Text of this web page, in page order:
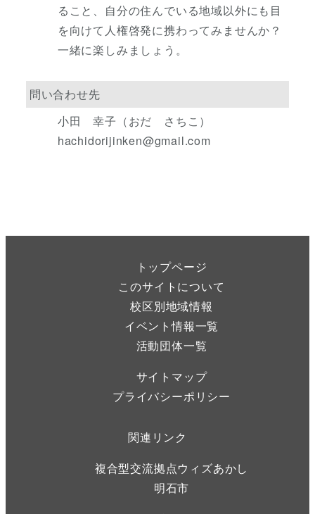
ること、自分の住んでいる地域以外にも目
を向けて人権啓発に携わってみませんか？
一緒に楽しみましょう。
問い合わせ先
小田 幸子（おだ さちこ）
hachidorijinken@gmail.com
トップページ
このサイトについて
校区別地域情報
イベント情報一覧
活動団体一覧
サイトマップ
プライバシーポリシー
関連リンク
複合型交流拠点ウィズあかし
明石市